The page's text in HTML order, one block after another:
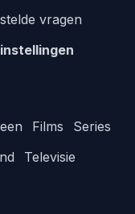
vragen
Films
Series
Televisie